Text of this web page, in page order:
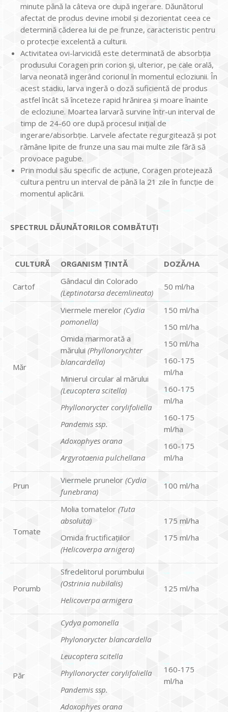
minute până la câteva ore după ingerare. Dăunătorul
afectat de produs devine imobil și dezorientat ceea ce
determină căderea lui de pe frunze, caracteristic pentru
o protecție excelentă a culturii.
Activitatea ovi-larvicidă este determinată de absorbția
produsului Coragen prin corion și, ulterior, pe cale orală,
larva neonată ingerând corionul în momentul ecloziunii. În
acest stadiu, larva ingeră o doză suficientă de produs
astfel încât să înceteze rapid hrănirea și moare înainte
de ecloziune. Moartea larvară survine într-un interval de
timp de 24-60 ore după procesul iniţial de
ingerare/absorbţie. Larvele afectate regurgitează și pot
rămâne lipite de frunze una sau mai multe zile fără să
provoace pagube.
Prin modul său specific de acţiune, Coragen protejează
cultura pentru un interval de până la 21 zile în funcţie de
momentul aplicării.
SPECTRUL DĂUNĂTORILOR COMBĂTUŢI
CULTURĂ ORGANISM ȚINTĂ DOZĂ/HA
Cartof
Gândacul din Colorado
(Leptinotarsa decemlineata)
50 ml/ha
Măr
Viermele merelor (Cydia
pomonella)
Omida marmorată a
mărului (Phyllonorychter
blancardella)
Minierul circular al mărului
(Leucoptera scitella)
Phyllonorycter corylifoliella
Pandemis ssp.
Adoxophyes orana
Argyrotaenia pulchellana
150 ml/ha
150 ml/ha
150 ml/ha
160-175
ml/ha
160-175
ml/ha
160-175
ml/ha
160-175
ml/ha
Prun
Viermele prunelor (Cydia
funebrana)
100 ml/ha
Tomate
Molia tomatelor (Tuta
absoluta)
Omida fructificațiilor
(Helicoverpa arnigera)
175 ml/ha
175 ml/ha
Porumb
Sfredelitorul porumbului
(Ostrinia nubilalis)
Helicoverpa armigera
125 ml/ha
Păr
Cydya pomonella
Phylonorycter blancardella
Leucoptera scitella
Phyllonorycter corylifoliella
Pandemis ssp.
Adoxophyes orana
160-175
ml/ha